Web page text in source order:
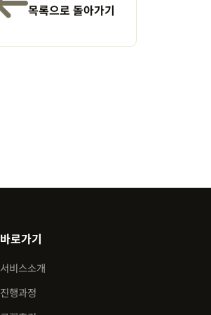
목록으로 돌아가기
바로가기
서비스소개
진행과정